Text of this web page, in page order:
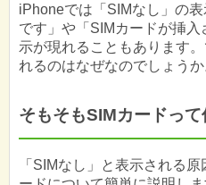
iPhoneでは「SIMなし」の
です」や「SIMカードが挿
示が現れることもあります
れるのはなぜなのでしょうか
そもそもSIMカードって
「SIMなし」と表示される